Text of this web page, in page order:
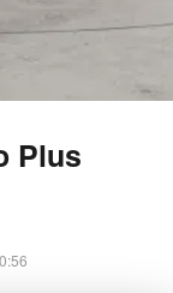
Plus